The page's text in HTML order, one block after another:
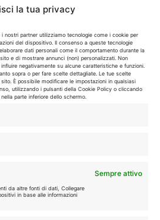
la tua privacy
nostri partner utilizziamo tecnologie come i cookie per
del dispositivo. Il consenso a queste tecnologie
dati personali come il comportamento durante la
e di mostrare annunci (non) personalizzati. Non
negativamente su alcune caratteristiche e funzioni.
sopra o per fare scelte dettagliate. Le tue scelte
È possibile modificare le impostazioni in qualsiasi
utilizzando i pulsanti della Cookie Policy o cliccando
parte inferiore dello schermo.
Sempre attivo
da altre fonti di dati, Collegare
in base alle informazioni
Extra
ai rispettivi proprietari. Le offerte